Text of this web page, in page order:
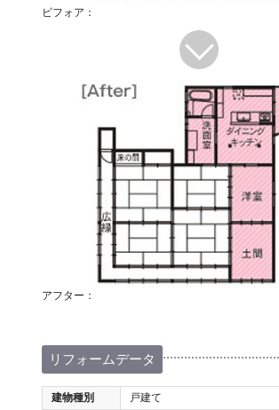
ビフォア：
アフター：
リフォームデータ
建物種別
戸建て